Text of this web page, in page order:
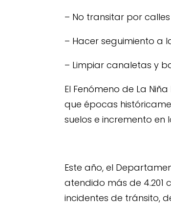
– No transitar por
– Hacer seguimiento a
– Limpiar canaletas y
El Fenómeno de La
que épocas
suelos e incremento en
Este año, el
atendido más de 4.201
incidentes de tránsito,